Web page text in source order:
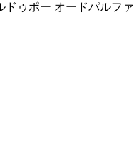
ドゥポー オードパルファ